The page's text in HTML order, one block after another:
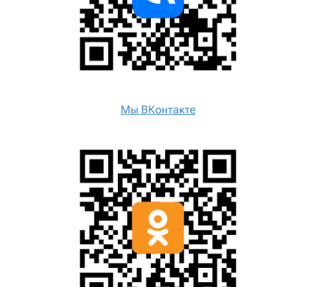
Мы ВКонтакте